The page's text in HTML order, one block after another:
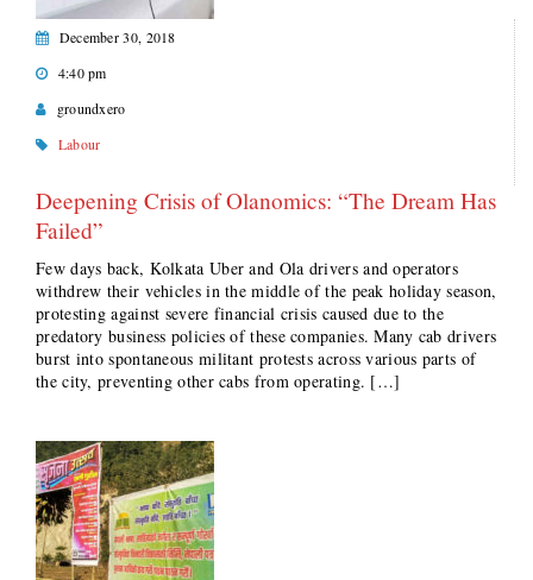
December 30, 2018
4:40 pm
groundxero
Labour
Deepening Crisis of Olanomics: “The Dream Has
Failed”
Few days back, Kolkata Uber and Ola drivers and operators
withdrew their vehicles in the middle of the peak holiday season,
protesting against severe financial crisis caused due to the
predatory business policies of these companies. Many cab drivers
burst into spontaneous militant protests across various parts of
the city, preventing other cabs from operating. […]